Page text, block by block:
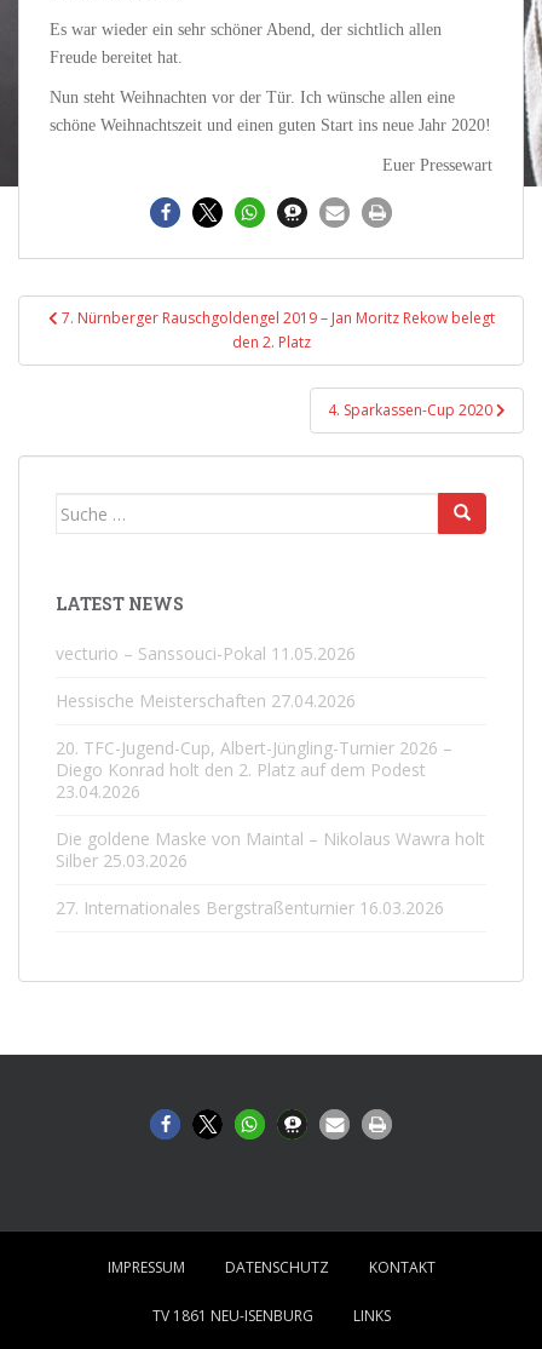
Es war wieder ein sehr schöner Abend, der sichtlich allen
Freude bereitet hat.
Nun steht Weihnachten vor der Tür. Ich wünsche allen eine
schöne Weihnachtszeit und einen guten Start ins neue Jahr 2020!
Euer Pressewart
Beitragsnavigation
7. Nürnberger Rauschgoldengel 2019 – Jan Moritz Rekow belegt
den 2. Platz
4. Sparkassen-Cup 2020
Suche
LATEST NEWS
vecturio – Sanssouci-Pokal 11.05.2026
Hessische Meisterschaften 27.04.2026
20. TFC-Jugend-Cup, Albert-Jüngling-Turnier 2026 –
Diego Konrad holt den 2. Platz auf dem Podest
23.04.2026
Die goldene Maske von Maintal – Nikolaus Wawra holt
Silber 25.03.2026
27. Internationales Bergstraßenturnier 16.03.2026
IMPRESSUM DATENSCHUTZ KONTAKT
TV 1861 NEU-ISENBURG LINKS